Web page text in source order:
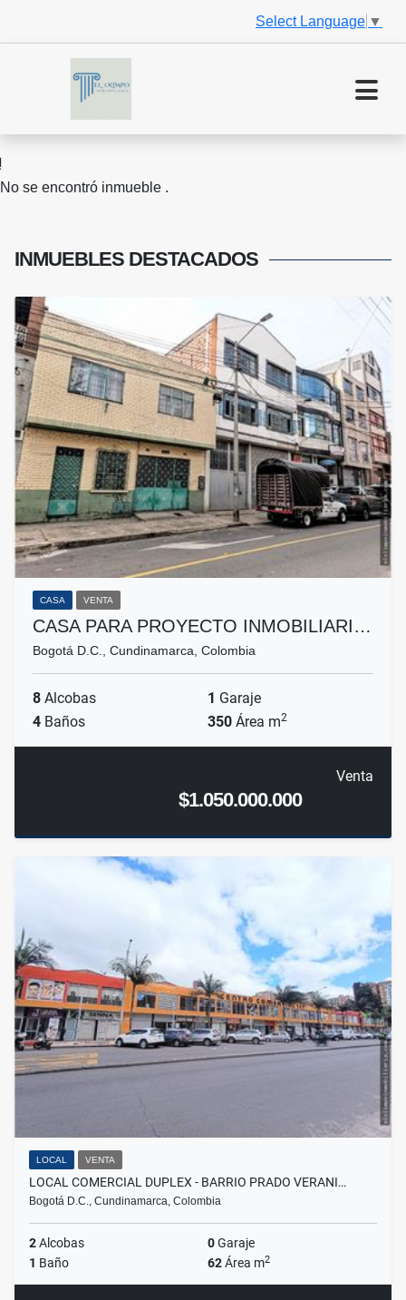
Select Language ▼
No se encontró inmueble .
INMUEBLES DESTACADOS
CASA VENTA
CASA PARA PROYECTO INMOBILIARI…
Bogotá D.C., Cundinamarca, Colombia
8 Alcobas 1 Garaje
4 Baños 350 Área m2
Venta
$1.050.000.000
LOCAL VENTA
LOCAL COMERCIAL DUPLEX - BARRIO PRADO VERANI…
Bogotá D.C., Cundinamarca, Colombia
2Alcobas 0Garaje
1 Baño 62Área m2